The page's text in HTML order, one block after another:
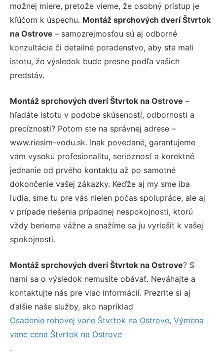
možnej miere, pretože vieme, že osobný prístup je
kľúčom k úspechu. Montáž sprchových dverí Štvrtok
na Ostrove – samozrejmosťou sú aj odborné
konzultácie či detailné poradenstvo, aby ste mali
istotu, že výsledok bude presne podľa vašich
predstáv.
Montáž sprchových dverí Štvrtok na Ostrove –
hľadáte istotu v podobe skúseností, odbornosti a
precíznosti? Potom ste na správnej adrese –
www.riesim-vodu.sk. Inak povedané, garantujeme
vám vysokú profesionalitu, serióznosť a korektné
jednanie od prvého kontaktu až po samotné
dokončenie vašej zákazky. Keďže aj my sme iba
ľudia, sme tu pre vás nielen počas spolupráce, ale aj
v prípade riešenia prípadnej nespokojnosti, ktorú
vždy berieme vážne a snažíme sa ju vyriešiť k vašej
spokojnosti.
Montáž sprchových dverí Štvrtok na Ostrove? S
nami sa o výsledok nemusíte obávať. Neváhajte a
kontaktujte nás pre viac informácií. Prezrite si aj
ďalšie naše služby, ako napríklad
Osadenie rohovej vane Štvrtok na Ostrove, Výmena
vane cena Štvrtok na Ostrove
.